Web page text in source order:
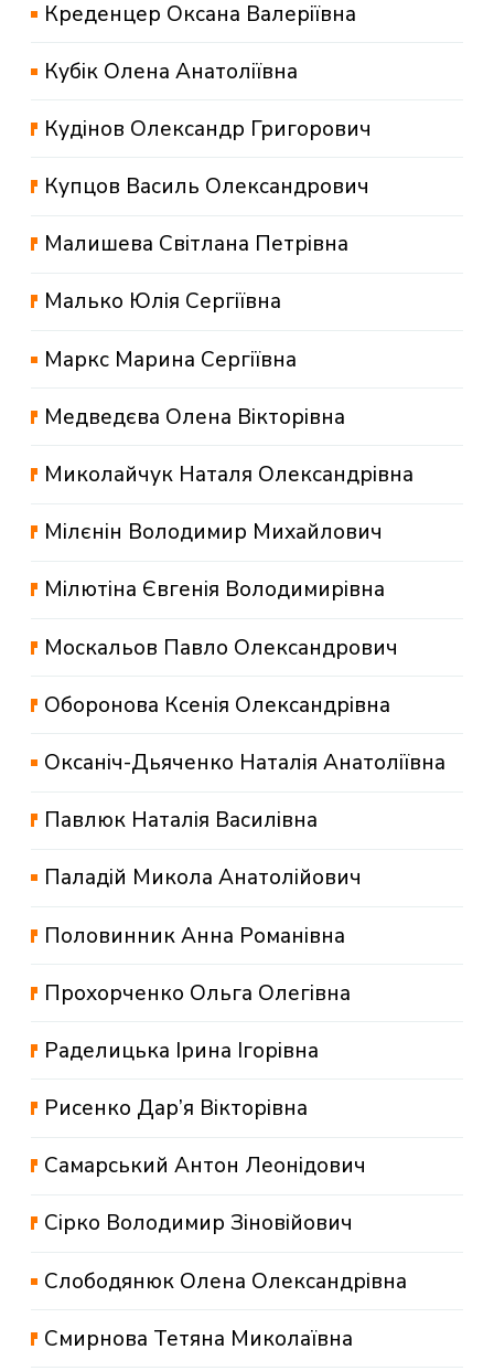
Креденцер Оксана Валеріївна
Кубік Олена Анатоліївна
Кудінов Олександр Григорович
Купцов Василь Олександрович
Малишева Світлана Петрівна
Малько Юлія Сергіївна
Маркс Марина Сергіївна
Медведєва Олена Вікторівна
Миколайчук Наталя Олександрівна
Мілєнін Володимир Михайлович
Мілютіна Євгенія Володимирівна
Москальов Павло Олександрович
Оборонова Ксенія Олександрівна
Оксаніч-Дьяченко Наталія Анатоліївна
Павлюк Наталія Василівна
Паладій Микола Анатолійович
Половинник Анна Романівна
Прохорченко Ольга Олегівна
Раделицька Ірина Ігорівна
Рисенко Дар’я Вікторівна
Самарський Антон Леонідович
Сірко Володимир Зіновійович
Слободянюк Олена Олександрівна
Смирнова Тетяна Миколаївна